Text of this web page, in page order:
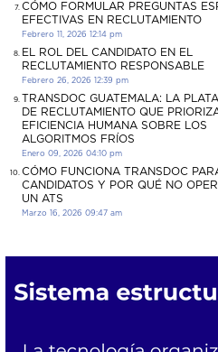
CÓMO FORMULAR PREGUNTAS
EFECTIVAS EN RECLUTAMIENTO
Febrero 11, 2026 12:14 pm
EL ROL DEL CANDIDATO EN EL
RECLUTAMIENTO RESPONSABLE
Febrero 26, 2026 12:39 pm
TRANSDOC GUATEMALA: LA
DE RECLUTAMIENTO QUE
EFICIENCIA HUMANA SOBRE LOS
ALGORITMOS FRÍOS
Enero 09, 2026 04:10 pm
CÓMO FUNCIONA TRANSDOC
CANDIDATOS Y POR QUÉ NO
UN ATS
Marzo 16, 2026 09:47 am